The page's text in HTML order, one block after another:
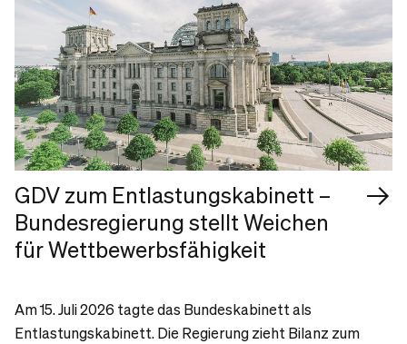
GDV zum Entlastungskabinett –
Bundesregierung stellt Weichen
für Wettbewerbsfähigkeit
Am 15. Juli 2026 tagte das Bundeskabinett als
Entlastungskabinett. Die Regierung zieht Bilanz zum